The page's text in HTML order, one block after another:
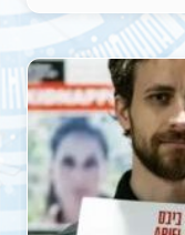
شنبه
22
فوریه
2025
درمحکومیت
حکم
دوباره
اعدام
شریفه
محمدی،
و